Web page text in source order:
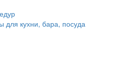
для кухни, бара, посуда